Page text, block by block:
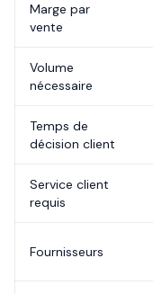
Marge par
vente
Volume
nécessaire
Temps de
décision client
Service client
requis
Fournisseurs